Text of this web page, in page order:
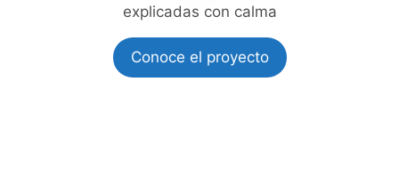
explicadas con calma
Conoce el proyecto